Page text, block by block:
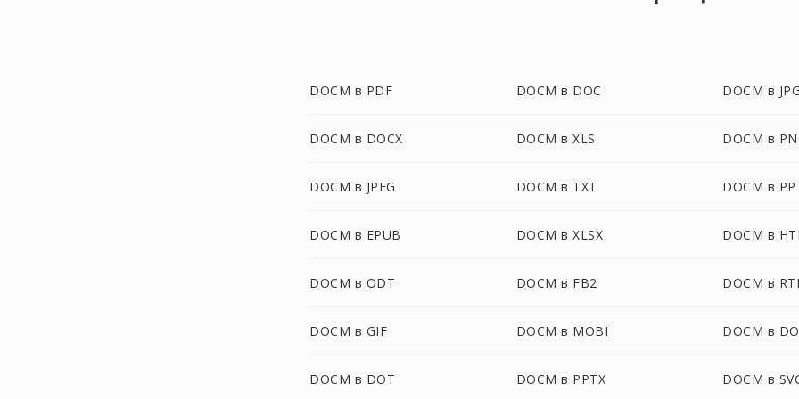
DOCM в PDF DOCM в DOC DOCM в JPG
DOCM в DOCX DOCM в XLS DOCM в
DOCM в JPEG DOCM в TXT DOCM в
DOCM в EPUB DOCM в XLSX DOCM в
DOCM в ODT DOCM в FB2 DOCM в
DOCM в GIF DOCM в MOBI DOCM в
DOCM в DOT DOCM в PPTX DOCM в